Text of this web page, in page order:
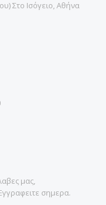
Στο Ισόγειο, Αθήνα
μας,
σημερα.